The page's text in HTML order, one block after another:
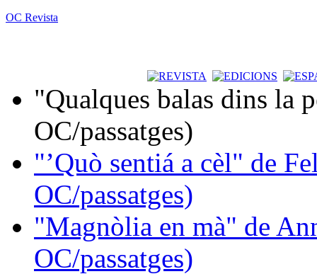
OC Revista
"Qualques balas dins la
OC/passatges)
"’Quò sentiá a cèl" de
OC/passatges)
"Magnòlia en mà" de
OC/passatges)